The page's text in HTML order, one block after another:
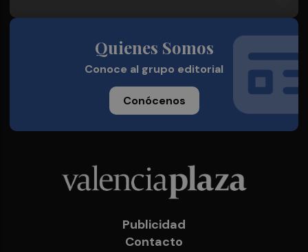
Quienes Somos
Conoce al grupo editorial
Conócenos
Publicidad
Contacto